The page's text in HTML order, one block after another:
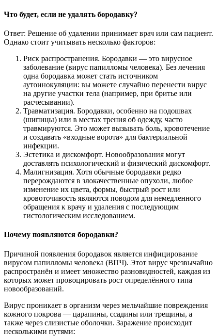
Что будет, если не удалять бородавку?
Ответ: Решение об удалении принимает врач или сам пациент.
Однако стоит учитывать несколько факторов:
Риск распространения. Бородавки — это вирусное
заболевание (вирус папилломы человека). Без лечения
одна бородавка может стать источником
аутоинокуляции: вы можете случайно перенести вирус
на другие участки тела (например, при бритье или
расчесывании).
Травматизация. Бородавки, особенно на подошвах
(шипицы) или в местах трения об одежду, часто
травмируются. Это может вызывать боль, кровотечение
и создавать «входные ворота» для бактериальной
инфекции.
Эстетика и дискомфорт. Новообразования могут
доставлять психологический и физический дискомфорт.
Малигнизация. Хотя обычные бородавки редко
перерождаются в злокачественные опухоли, любое
изменение их цвета, формы, быстрый рост или
кровоточивость являются поводом для немедленного
обращения к врачу и удаления с последующим
гистологическим исследованием.
Почему появляются бородавки?
Причиной появления бородавок является инфицирование
вирусом папилломы человека (ВПЧ). Этот вирус чрезвычайно
распространён и имеет множество разновидностей, каждая из
которых может провоцировать рост определённого типа
новообразований.
Вирус проникает в организм через мельчайшие повреждения
кожного покрова — царапины, ссадины или трещины, а
также через слизистые оболочки. Заражение происходит
несколькими путями: